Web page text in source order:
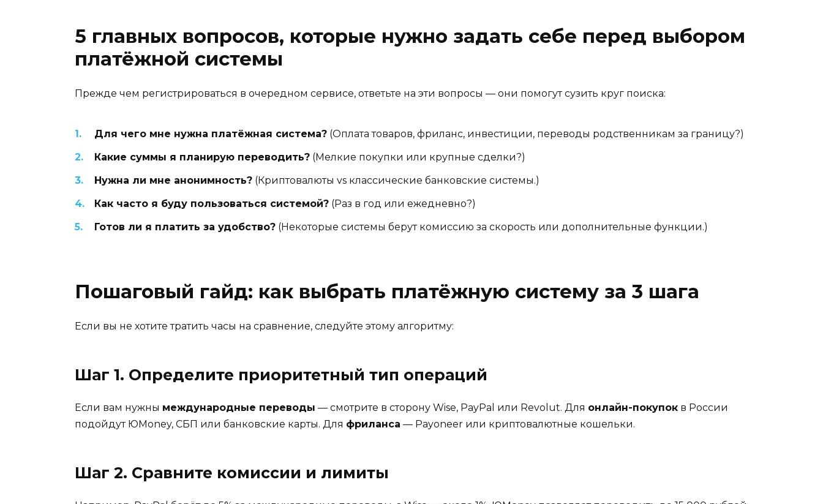
5 главных вопросов, которые нужно задать себе перед выбором
платёжной системы
Прежде чем регистрироваться в очередном сервисе, ответьте на эти вопросы — они помогут сузить круг поиска:
Для чего мне нужна платёжная система? (Оплата товаров, фриланс, инвестиции, переводы родственникам за границу?)
Какие суммы я планирую переводить? (Мелкие покупки или крупные сделки?)
Нужна ли мне анонимность? (Криптовалюты vs классические банковские системы.)
Как часто я буду пользоваться системой? (Раз в год или ежедневно?)
Готов ли я платить за удобство? (Некоторые системы берут комиссию за скорость или дополнительные функции.)
Пошаговый гайд: как выбрать платёжную систему за 3 шага
Если вы не хотите тратить часы на сравнение, следуйте этому алгоритму:
Шаг 1. Определите приоритетный тип операций
Если вам нужны международные переводы — смотрите в сторону Wise, PayPal или Revolut. Для онлайн-покупок в России
подойдут ЮMoney, СБП или банковские карты. Для фриланса — Payoneer или криптовалютные кошельки.
Шаг 2. Сравните комиссии и лимиты